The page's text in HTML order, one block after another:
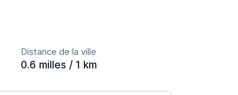
Distance de la ville
0.6 milles / 1 km